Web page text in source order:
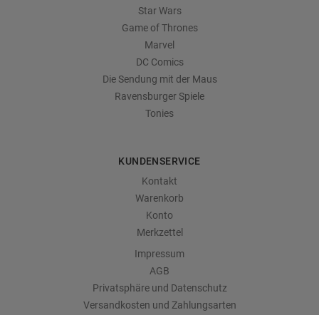
Star Wars
Game of Thrones
Marvel
DC Comics
Die Sendung mit der Maus
Ravensburger Spiele
Tonies
KUNDENSERVICE
Kontakt
Warenkorb
Konto
Merkzettel
Impressum
AGB
Privatsphäre und Datenschutz
Versandkosten und Zahlungsarten